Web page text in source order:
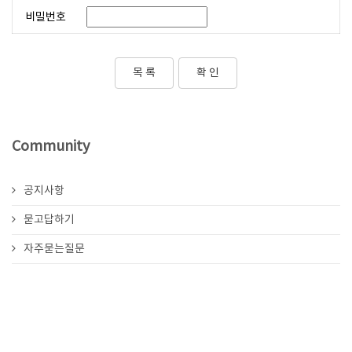
비밀번호
목 록
Community
공지사항
묻고답하기
자주묻는질문